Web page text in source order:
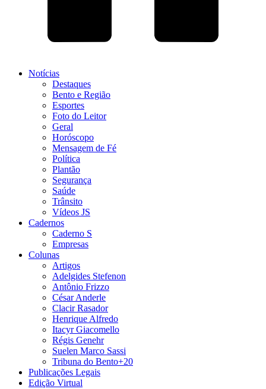
Notícias
Destaques
Bento e Região
Esportes
Foto do Leitor
Geral
Horóscopo
Mensagem de Fé
Política
Plantão
Segurança
Saúde
Trânsito
Vídeos JS
Cadernos
Caderno S
Empresas
Colunas
Artigos
Adelgides Stefenon
Antônio Frizzo
César Anderle
Clacir Rasador
Henrique Alfredo
Itacyr Giacomello
Régis Genehr
Suelen Marco Sassi
Tribuna do Bento+20
Publicações Legais
Edição Virtual